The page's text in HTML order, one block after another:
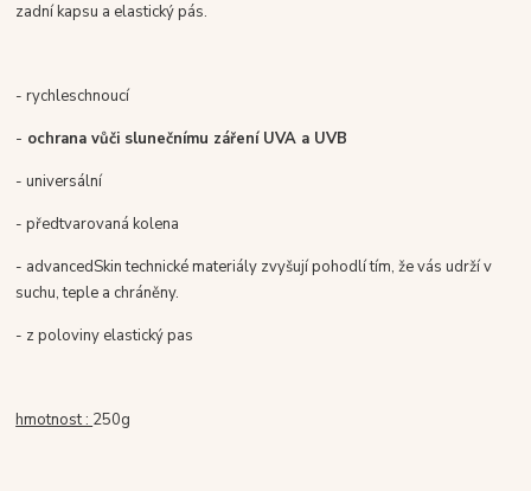
zadní kapsu a elastický pás.
- rychleschnoucí
- ochrana vůči slunečnímu záření UVA a UVB
- universální
- předtvarovaná kolena
- advancedSkin technické materiály zvyšují pohodlí tím, že vás udrží v
suchu, teple a chráněny.
- z poloviny elastický pas
hmotnost : 250g